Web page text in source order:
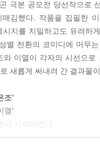
극본 공모전 당선작으로
매김했다. 작품을 집필한
시지를 치밀하고도 유려하
성별 전환의 코미디에 머
이열이 각자의 시선으
새롭게 써내려 간 결과물
조’
열’